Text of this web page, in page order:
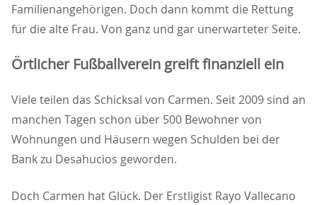
Familienangehörigen. Doch dann kommt die Rettung
für die alte Frau. Von ganz und gar unerwarteter Seite.
Örtlicher Fußballverein greift finanziell ein
Viele teilen das Schicksal von Carmen. Seit 2009 sind an
manchen Tagen schon über 500 Bewohner von
Wohnungen und Häusern wegen Schulden bei der
Bank zu Desahucios geworden.
Doch Carmen hat Glück. Der Erstligist Rayo Vallecano